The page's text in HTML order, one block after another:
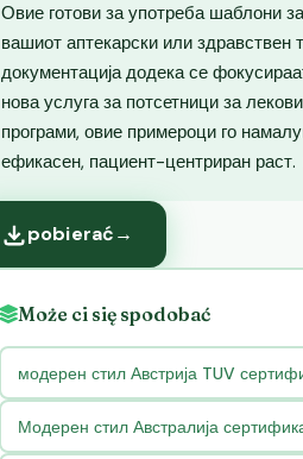
Овие готови за употреба шаблони
вашиот аптекарски или
документација додека се
нова услуга за потсетници за
програми, овие примероци го
ефикасен, пациент-центриран раст.
pobierać→
Może ci się spodobać
модерен стил Австрија TUV
Модерен стил Австралија